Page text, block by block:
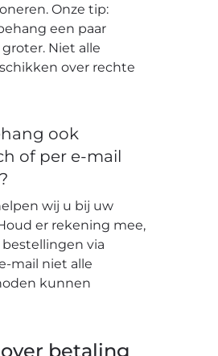
Onze tip:
een paar
Niet alle
over rechte
ook
of per e-mail
wij u bij uw
er rekening mee,
via
mail niet alle
kunnen
betaling